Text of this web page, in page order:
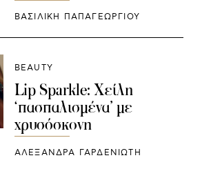
ΒΑΣΙΛΙΚΗ ΠΑΠΑΓΕΩΡΓΙΟΥ
BEAUTY
Lip Sparkle: Χείλη
‘πασπαλισμένα’ με
χρυσόσκονη
ΑΛΕΞΑΝΔΡΑ ΓΑΡΔΕΝΙΩΤΗ